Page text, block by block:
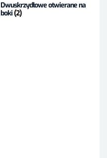
Dwuskrzydłowe otwierane na
boki(2)